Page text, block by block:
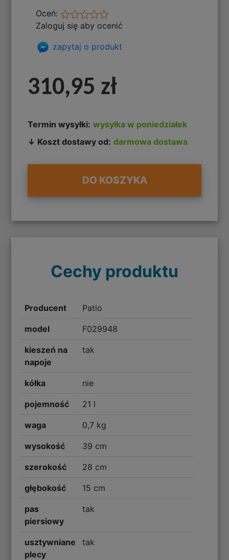
Oceń:
Zaloguj się aby ocenić
zapytaj o produkt
310,95 zł
Termin wysyłki: wysyłka w poniedziałek
↓ Koszt dostawy od: darmowa dostawa
DO KOSZYKA
Cechy produktu
Producent Patio
model F029948
kieszeń na
napoje
tak
kółka nie
pojemność 21 l
waga 0,7 kg
wysokość 39 cm
szerokość 28 cm
głębokość 15 cm
pas
piersiowy
tak
usztywniane
plecy
tak